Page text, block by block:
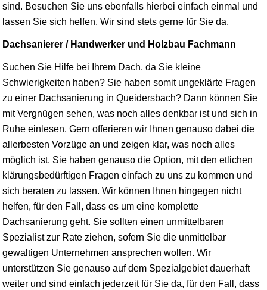
sind. Besuchen Sie uns ebenfalls hierbei einfach einmal und
lassen Sie sich helfen. Wir sind stets gerne für Sie da.
Dachsanierer / Handwerker und Holzbau Fachmann
Suchen Sie Hilfe bei Ihrem Dach, da Sie kleine
Schwierigkeiten haben? Sie haben somit ungeklärte Fragen
zu einer Dachsanierung in Queidersbach? Dann können Sie
mit Vergnügen sehen, was noch alles denkbar ist und sich in
Ruhe einlesen. Gern offerieren wir Ihnen genauso dabei die
allerbesten Vorzüge an und zeigen klar, was noch alles
möglich ist. Sie haben genauso die Option, mit den etlichen
klärungsbedürftigen Fragen einfach zu uns zu kommen und
sich beraten zu lassen. Wir können Ihnen hingegen nicht
helfen, für den Fall, dass es um eine komplette
Dachsanierung geht. Sie sollten einen unmittelbaren
Spezialist zur Rate ziehen, sofern Sie die unmittelbar
gewaltigen Unternehmen ansprechen wollen. Wir
unterstützen Sie genauso auf dem Spezialgebiet dauerhaft
weiter und sind einfach jederzeit für Sie da, für den Fall, dass